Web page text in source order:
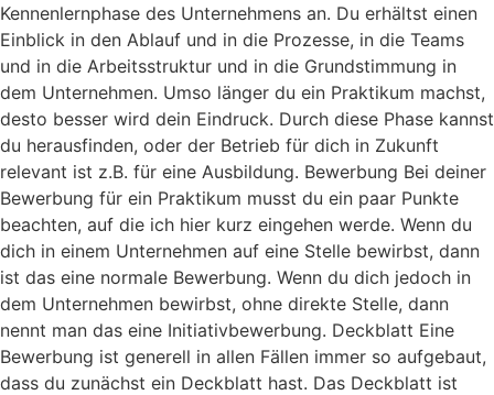
Kennenlernphase des Unternehmens an. Du erhältst einen
Einblick in den Ablauf und in die Prozesse, in die Teams
und in die Arbeitsstruktur und in die Grundstimmung in
dem Unternehmen. Umso länger du ein Praktikum machst,
desto besser wird dein Eindruck. Durch diese Phase kannst
du herausfinden, oder der Betrieb für dich in Zukunft
relevant ist z.B. für eine Ausbildung. Bewerbung Bei deiner
Bewerbung für ein Praktikum musst du ein paar Punkte
beachten, auf die ich hier kurz eingehen werde. Wenn du
dich in einem Unternehmen auf eine Stelle bewirbst, dann
ist das eine normale Bewerbung. Wenn du dich jedoch in
dem Unternehmen bewirbst, ohne direkte Stelle, dann
nennt man das eine Initiativbewerbung. Deckblatt Eine
Bewerbung ist generell in allen Fällen immer so aufgebaut,
dass du zunächst ein Deckblatt hast. Das Deckblatt ist